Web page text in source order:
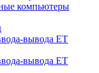
компьютеры
вывода ET
вывода ET